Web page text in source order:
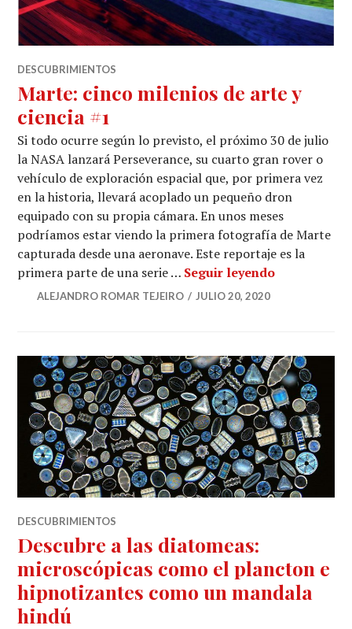
DESCUBRIMIENTOS
Marte: cinco milenios de arte y
ciencia #1
Si todo ocurre según lo previsto, el próximo 30 de julio
la NASA lanzará Perseverance, su cuarto gran rover o
vehículo de exploración espacial que, por primera vez
en la historia, llevará acoplado un pequeño dron
equipado con su propia cámara. En unos meses
podríamos estar viendo la primera fotografía de Marte
capturada desde una aeronave. Este reportaje es la
primera parte de una serie … Seguir leyendoMarte:
ALEJANDRO ROMAR TEJEIRO JULIO 20, 2020
DESCUBRIMIENTOS
Descubre a las diatomeas:
microscópicas como el plancton e
hipnotizantes como un mandala
hindú